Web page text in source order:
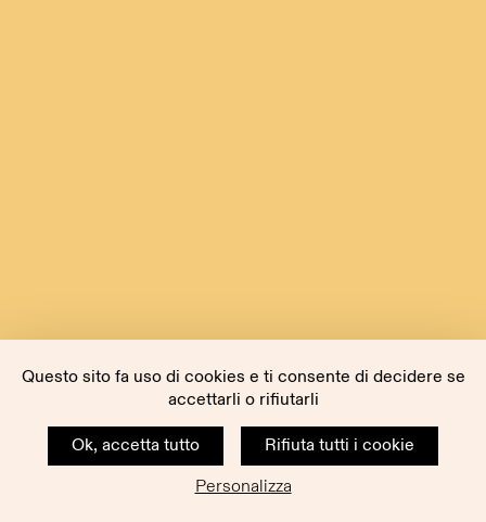
Questo sito fa uso di cookies e ti consente di decidere se
accettarli o rifiutarli
Ok, accetta tutto
Rifiuta tutti i cookie
Personalizza